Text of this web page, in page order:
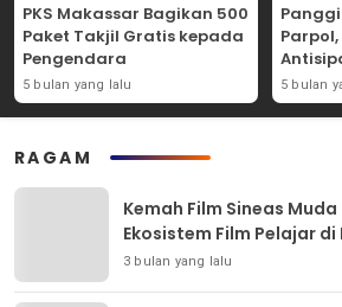
PKS Makassar Bagikan 500
Paket Takjil Gratis kepada
Pengendara
5 bulan yang lalu 5 bulan
RAGAM
Kemah Film Sineas
Ekosistem Film Pelajar
3 bulan yang lalu